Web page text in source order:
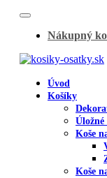
Skip
contentNákupný
Úvod
Košíky
Úložné
Koše
Koše